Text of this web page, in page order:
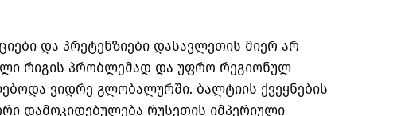
და პრეტენზიები დასავლეთის მიერ არ
რიგის პრობლემად და უფრო რეგიონულ
ვიდრე გლობალურში. ბალტიის ქვეყნების
დამოკიდებულება რუსეთის იმპერიული